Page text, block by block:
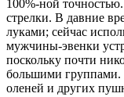
100%-ной
стрелки. В давние
луками; сейчас
мужчины-эвенки
поскольку почти
большими группами.
оленей и других